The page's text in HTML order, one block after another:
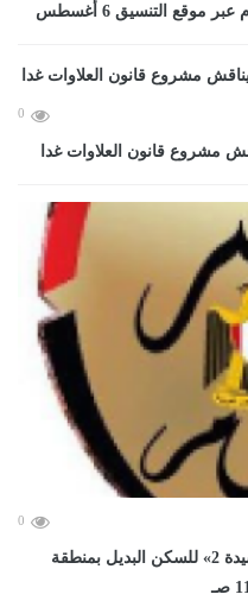
0
مشروع قانون العلاوات غدا
0
رئيس الوزراء يتفقد مشروع «روضة السيدة 2» للسكن البديل بمنطقة